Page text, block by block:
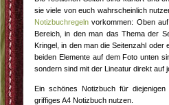
sie viele von euch wahrscheinlich
Notizbuchregeln vorkommen: Oben
Bereich, in den man das Thema der
Kringel, in den man die Seitenzahl
beiden Elemente auf dem Foto unten
sondern sind mit der Lineatur direkt auf
Ein schönes Notizbuch für
griffiges A4 Notizbuch nutzen.